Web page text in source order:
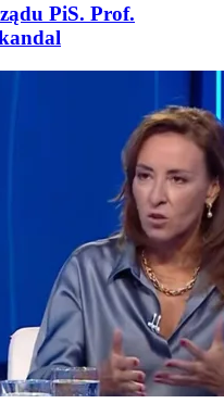
PiS. Prof.